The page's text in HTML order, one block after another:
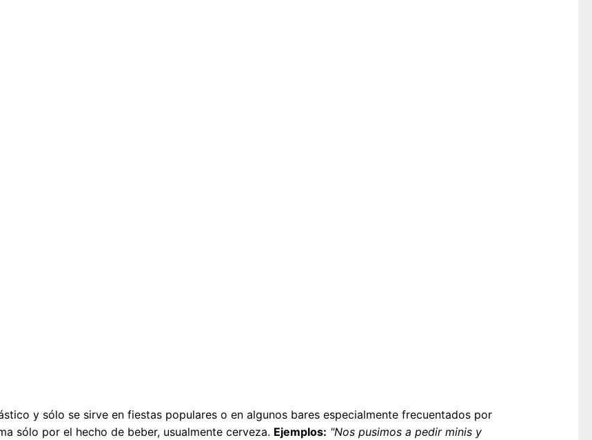
y sólo se sirve en fiestas populares o en algunos bares especialmente frecuentados por
sólo por el hecho de beber, usualmente cerveza. Ejemplos: "Nos pusimos a pedir minis y